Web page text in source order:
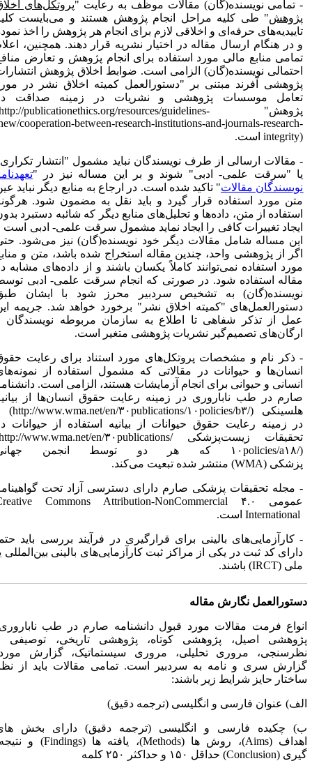
- تمامی نویسنده(گان) مقالات موظف به رعایت " پروتکل‌های اخلاق
پژوهش" طی کلیه مراحل انجام پژوهش هستند و می‌بایست کلیه
تاییدیه‌های حرفه‌ای و اخلاقی لازم برای انجام هر پژوهش را اخذ نموده
و در هنگام ارسال مقاله در اختیار نشریه قرار دهند. همچنین، اعلام
تمامی منابع مالی مورد استفاده برای انجام پژوهش و تعارض منافع
احتمالی نویسنده(گان) الزامی است. ضوابط اخلاق پژوهش انتشارات
پژوهشی آفرند مبتنی بر "دستورالعمل کمیته اخلاق نشر در مورد
تعامل موسسات پژوهشی و نشریات در زمینه صداقت در
پژوهش"
(http://publicationethics.org/resources/guidelines-
new/cooperation-between-research-institutions-and-journals-research-
integrity)است.
- مقالات ارسالی از طرف نویسندگان نباید مشمول "انتشار تکراری"
یا "سرقت علمی- ادبی" شوند و بر این مساله نیز در "
تعهدنامه
نویسندگان مقالات" تاکید شده است. در ارجاع به منابع دیگر نباید عین
متن مورد استفاده قرار گیرد و باید نقل به مضمون شود. هرگونه
استفاده از متن، داده‌ها و تحلیل‌های منابع دیگر که شائبه دستبرد بدون
ایجاد تغییرات کافی را ایجاد نماید مشمول سرقت علمی- ادبی است و
این مساله شامل مقالات دیگر خود نویسنده(گان) نیز می‌شود. حتی
اگر از پژوهشی واحد، چندین مقاله استخراج شده باشد، متن و منابع
مورد استفاده نمی‌توانند کاملاً یکسان باشند و از داده‌های مشابه در
مقاله استفاده شود. در صورتی که انجام سرقت علمی- ادبی توسط
نویسنده(گان) به تشخیص سردبیر محرز شود با ایشان طبق
دستورالعمل‌های "کمیته اخلاق نشر" برخورد خواهد شد. جریمه این
عمل از تذکر شفاهی تا اطلاع به سازمان مربوطه نویسندگان و
ارگان‌های تصمیم‌گیر نشریات پژوهشی متغیر است.
- ذکر نام و مشخصات پروتکل‌های مورد استناد برای رعایت حقوق
انسان‌ها و حیوانات در مقالاتی که مشمول استفاده از نمونه‌های
انسانی و حیوانی برای انجام آزمایشات هستند، الزامی است. دانشنامه
صارم در طب ناباروری در زمینه رعایت حقوق انسان‌ها از بیانیه
هلسینکی (http://www.wma.net/en/۳۰publications/۱۰policies/b۳/)و
در زمینه رعایت حقوق حیوانات از بیانیه استفاده از حیوانات در
تحقیقات زیست‌پزشکی
(http://www.wma.net/en/۳۰publications/
۱۰policies/a۱۸/)که هر دو توسط انجمن جهانی
پزشکی(WMA)منتشر شده تبعیت می‌کند.
- مجله تحقیقات پزشکی صارم دارای دسترسی آزاد تحت گواهینامه
عمومی
Creative Commons Attribution-NonCommercial ۴.۰
Internationalاست.
- کارآزمایی‌های بالینی برای قرارگیری در فرآیند بررسی باید حتماً
دارای کد ثبت در یکی از مراکز ثبت کارآزمایی‌های بالینی بین‌المللی یا
ملی(IRCT)باشند.
نگارش مقاله
فرمت مقالات مورد قبول دانشنامه صارم در طب ناباروری؛
اصیل، پژوهشی کوتاه، پژوهشی تاریخی، توصیفی و
مروری تحلیلی، مروری سیستماتیک، گزارش مورد،
سری و نامه به سردبیر است. تمامی مقالات باید از نظر
حایز شرایط زیر باشند:
عنوان فارسی و انگلیسی (ترجمه دقیق)
چکیده فارسی و انگلیسی (ترجمه دقیق) دارای بخش­ های
(Aims)، روش­ ها(Methods)، یافته­ ها(Findings)و نتیجه­
(Conclusion)حداقل ۱۵۰ و حداکثر ۲۵۰ کلمه